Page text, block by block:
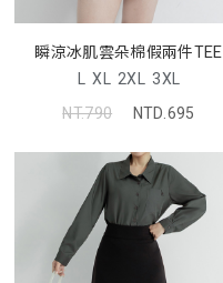
瞬涼冰肌雲朵棉假兩件TEE
L XL 2XL 3XL
NT.790
NTD.695